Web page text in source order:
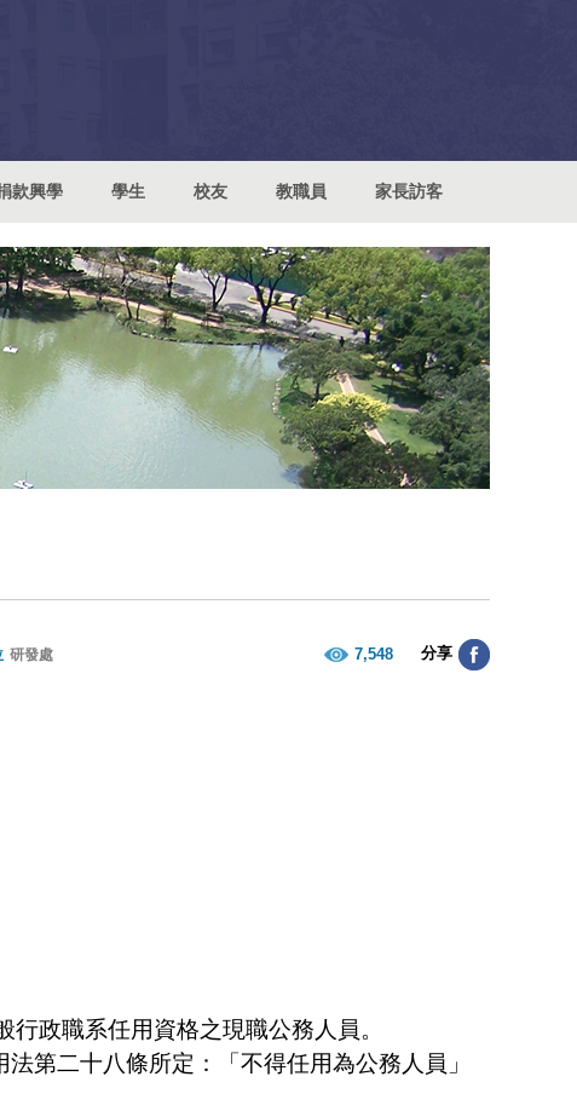
款興學 學生 校友 教職員 家長訪客
研發處 7,548 分享
政職系任用資格之現職公務人員。
第二十八條所定：「不得任用為公務人員」